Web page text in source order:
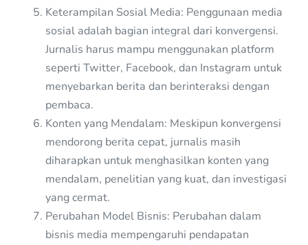
Keterampilan Sosial Media: Penggunaan media
sosial adalah bagian integral dari konvergensi.
Jurnalis harus mampu menggunakan platform
seperti Twitter, Facebook, dan Instagram untuk
menyebarkan berita dan berinteraksi dengan
pembaca.
Konten yang Mendalam: Meskipun konvergensi
mendorong berita cepat, jurnalis masih
diharapkan untuk menghasilkan konten yang
mendalam, penelitian yang kuat, dan investigasi
yang cermat.
Perubahan Model Bisnis: Perubahan dalam
bisnis media mempengaruhi pendapatan